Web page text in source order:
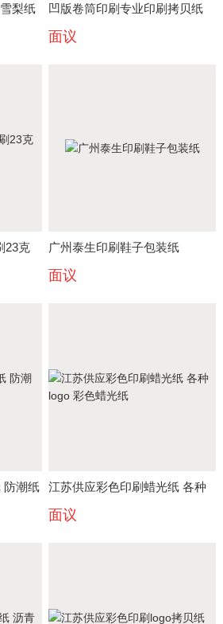
梨纸 凹版卷筒印刷专业印刷拷贝纸
棉纸半透明纸 薄页纸 蜡光纸
面议
23克 广州泰生印刷鞋子包装纸
面议
防潮纸 江苏供应彩色印刷蜡光纸 各种
logo 彩色蜡光纸
面议